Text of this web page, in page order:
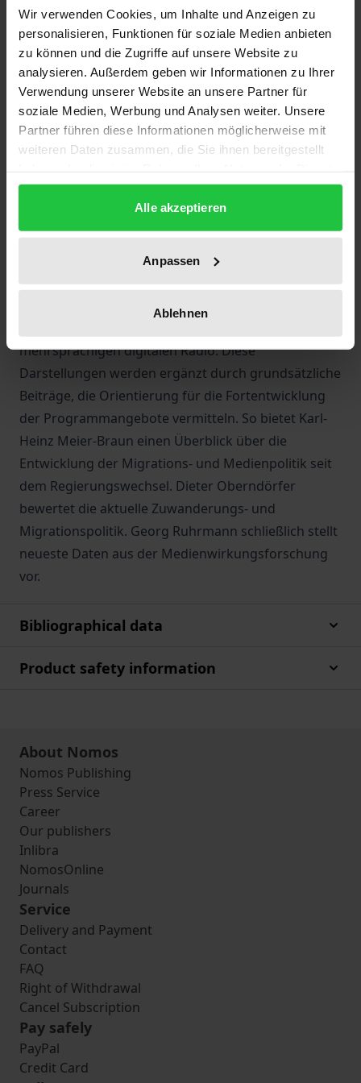
Wir verwenden Cookies, um Inhalte und Anzeigen zu
personalisieren, Funktionen für soziale Medien anbieten
zu können und die Zugriffe auf unsere Website zu
analysieren. Außerdem geben wir Informationen zu Ihrer
Verwendung unserer Website an unsere Partner für
soziale Medien, Werbung und Analysen weiter. Unsere
Partner führen diese Informationen möglicherweise mit
weiteren Daten zusammen, die Sie ihnen bereitgestellt
gesammelt haben.
Alle akzeptieren
Anpassen
Ablehnen
hochqualifizierte Arbeitskräfte aus Nicht-EU-
Ländern – die Diskussion um die Einwanderung
nach Deutschland, um die politische und soziale
Gestaltung unserer Gesellschaft ist aktueller denn
je. Für die öffentlich-rechtlichen Medien stellt dies
eine besondere Herausforderung dar. Wie werden
ihre Hörfunk- und Fernsehprogramme den
Dieser Band stellt das aktuelle Programmangebot
der ARD-Anstalten für Zuwanderer und Migranten
vor und diskutiert den Reformbedarf. Wie neue
technische Entwicklungen das Programmangebot
verändern könnten, zeigt der Erfahrungsbericht aus
mehrsprachigen digitalen Radio. Diese
Darstellungen werden ergänzt durch grundsätzliche
Beiträge, die Orientierung für die Fortentwicklung
der Programmangebote vermitteln. So bietet Karl-
Heinz Meier-Braun einen Überblick über die
Entwicklung der Migrations- und Medienpolitik seit
dem Regierungswechsel. Dieter Oberndörfer
bewertet die aktuelle Zuwanderungs- und
Migrationspolitik. Georg Ruhrmann schließlich stellt
neueste Daten aus der Medienwirkungsforschung
vor.
Bibliographical data
Product safety information
About Nomos
Nomos Publishing
Press Service
Career
Our publishers
Inlibra
NomosOnline
Journals
Service
Delivery and Payment
Contact
FAQ
Right of Withdrawal
Cancel Subscription
Pay safely
PayPal
Credit Card